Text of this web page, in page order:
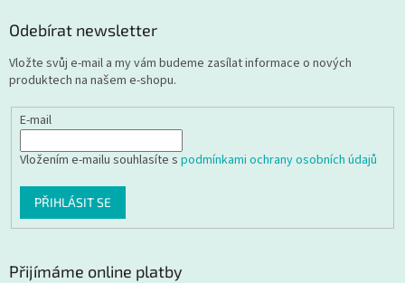
Odebírat newsletter
Vložte svůj e-mail a my vám budeme zasílat informace o nových
produktech na našem e-shopu.
E-mail
Vložením e-mailu souhlasíte s podmínkami ochrany osobních údajů
PŘIHLÁSIT SE
Přijímáme online platby